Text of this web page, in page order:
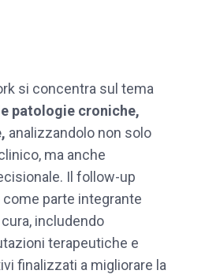
si concentra sul tema
patologie croniche,
analizzandolo non solo
ma anche
Il follow-up
parte integrante
includendo
terapeutiche e
finalizzati a migliorare la